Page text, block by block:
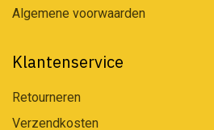
Algemene voorwaarden
Klantenservice
Retourneren
Verzendkosten